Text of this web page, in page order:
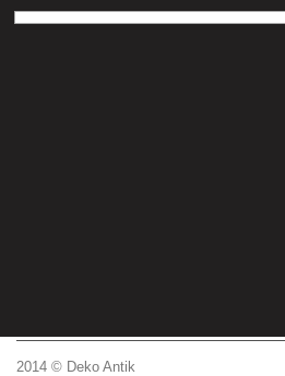
2014 © Deko Antik